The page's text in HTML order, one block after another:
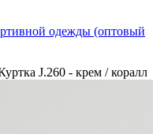
одежды (оптовый
J.260 - крем / коралл